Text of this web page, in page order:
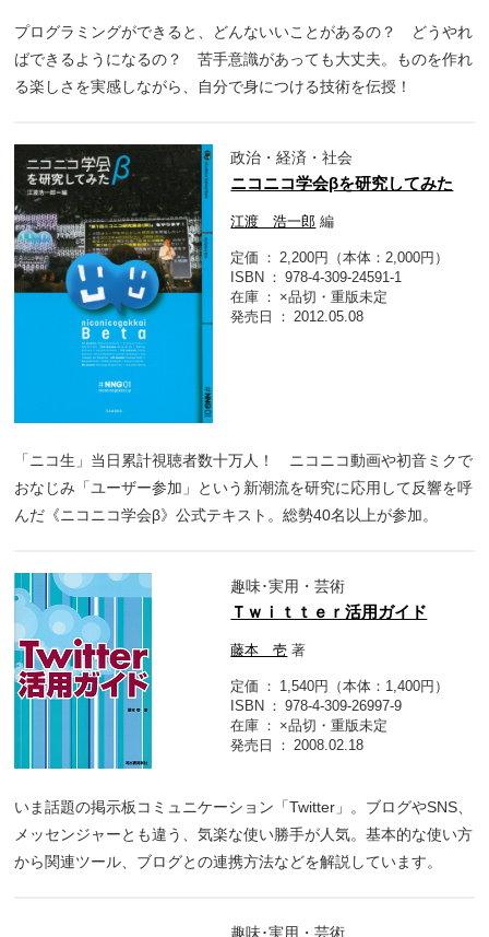
プログラミングができると、どんないいことがあるの？ どうやれ
ばできるようになるの？ 苦手意識があっても大丈夫。ものを作れ
る楽しさを実感しながら、自分で身につける技術を伝授！
政治・経済・社会
ニコニコ学会βを研究してみた
江渡 浩一郎 編
定価
2,200円（本体：2,000円）
ISBN
978-4-309-24591-1
在庫
×品切・重版未定
発売日
2012.05.08
「ニコ生」当日累計視聴者数十万人！ ニコニコ動画や初音ミクで
おなじみ「ユーザー参加」という新潮流を研究に応用して反響を呼
んだ《ニコニコ学会β》公式テキスト。総勢40名以上が参加。
趣味･実用・芸術
Ｔｗｉｔｔｅｒ活用ガイド
藤本 壱 著
定価
1,540円（本体：1,400円）
ISBN
978-4-309-26997-9
在庫
×品切・重版未定
発売日
2008.02.18
いま話題の掲示板コミュニケーション「Twitter」。ブログやSNS、
メッセンジャーとも違う、気楽な使い勝手が人気。基本的な使い方
から関連ツール、ブログとの連携方法などを解説しています。
趣味･実用・芸術